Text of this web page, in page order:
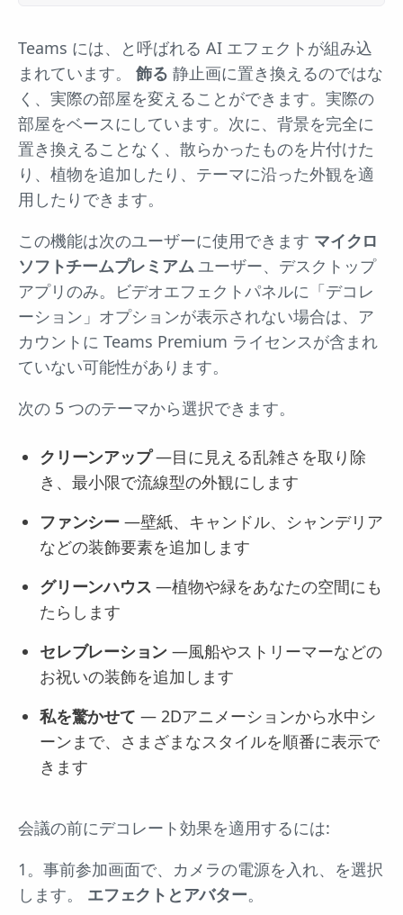
Teams には、と呼ばれる AI エフェクトが組み込
まれています。 飾る 静止画に置き換えるのではな
く、実際の部屋を変えることができます。実際の
部屋をベースにしています。次に、背景を完全に
置き換えることなく、散らかったものを片付けた
り、植物を追加したり、テーマに沿った外観を適
用したりできます。
この機能は次のユーザーに使用できます マイクロ
ソフトチームプレミアムユーザー、デスクトップ
アプリのみ。ビデオエフェクトパネルに「デコレ
ーション」オプションが表示されない場合は、ア
カウントに Teams Premium ライセンスが含まれ
ていない可能性があります。
次の 5 つのテーマから選択できます。
クリーンアップ—目に見える乱雑さを取り除
き、最小限で流線型の外観にします
ファンシー—壁紙、キャンドル、シャンデリア
などの装飾要素を追加します
グリーンハウス —植物や緑をあなたの空間にも
たらします
セレブレーション —風船やストリーマーなどの
お祝いの装飾を追加します
私を驚かせて — 2Dアニメーションから水中シ
ーンまで、さまざまなスタイルを順番に表示で
きます
会議の前にデコレート効果を適用するには:
1。事前参加画面で、カメラの電源を入れ、を選択
します。 エフェクトとアバター。